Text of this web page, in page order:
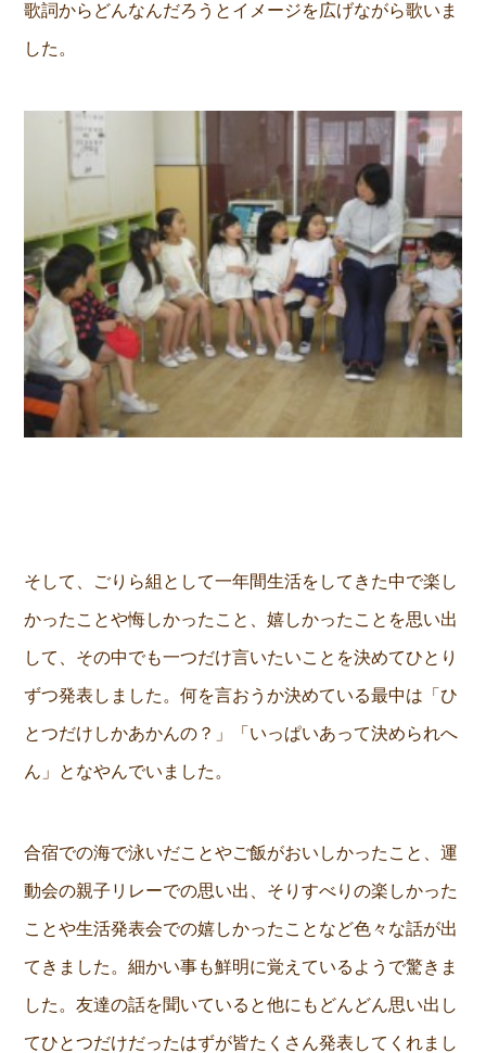
歌詞からどんなんだろうとイメージを広げながら歌いま
した。
そして、ごりら組として一年間生活をしてきた中で楽し
かったことや悔しかったこと、嬉しかったことを思い出
して、その中でも一つだけ言いたいことを決めてひとり
ずつ発表しました。何を言おうか決めている最中は「ひ
とつだけしかあかんの？」「いっぱいあって決められへ
ん」となやんでいました。
合宿での海で泳いだことやご飯がおいしかったこと、運
動会の親子リレーでの思い出、そりすべりの楽しかった
ことや生活発表会での嬉しかったことなど色々な話が出
てきました。細かい事も鮮明に覚えているようで驚きま
した。友達の話を聞いていると他にもどんどん思い出し
てひとつだけだったはずが皆たくさん発表してくれまし